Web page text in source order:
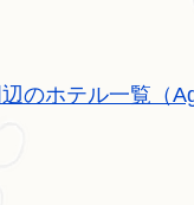
のホテル一覧（